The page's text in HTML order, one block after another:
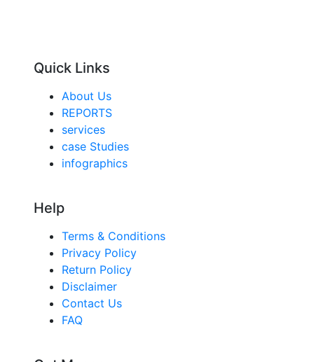
Quick Links
About Us
REPORTS
services
case Studies
infographics
Help
Terms & Conditions
Privacy Policy
Return Policy
Disclaimer
Contact Us
FAQ